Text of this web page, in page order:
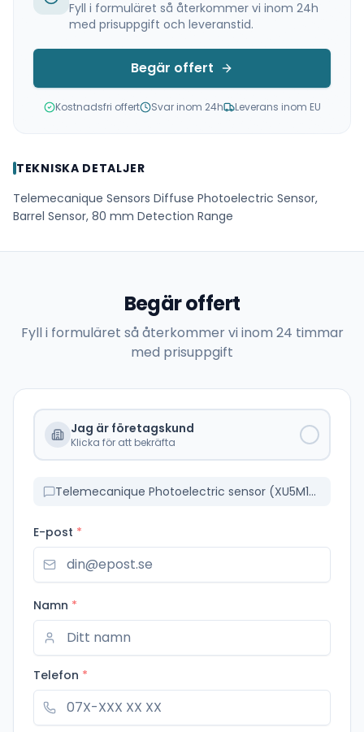
Fyll i formuläret så återkommer vi inom 24h
med prisuppgift och leveranstid.
Begär offert
Kostnadsfri offert Svar inom 24h Leverans inom EU
TEKNISKA DETALJER
Telemecanique Sensors Diffuse Photoelectric Sensor,
Barrel Sensor, 80 mm Detection Range
Begär offert
Fyll i formuläret så återkommer vi inom 24 timmar
med prisuppgift
Jag är företagskund
Klicka för att bekräfta
Telemecanique Photoelectric sensor (XU5M18U1D)
E-post *
Namn *
Telefon *